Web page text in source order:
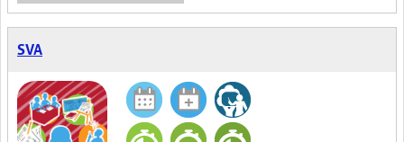
SVA